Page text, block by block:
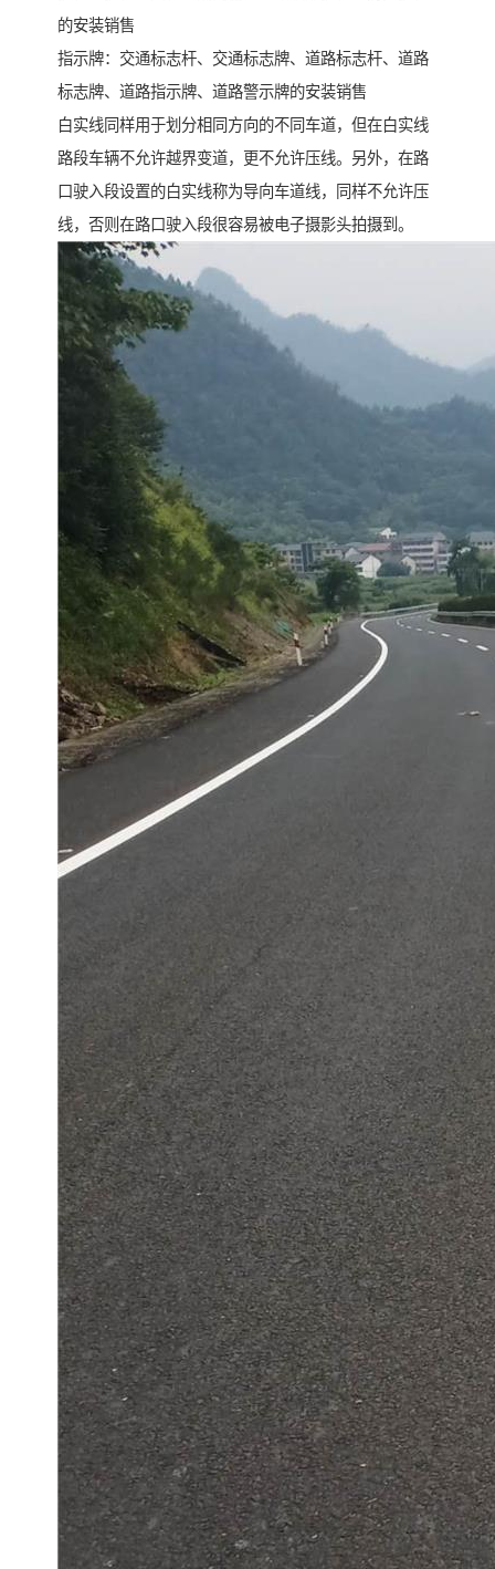
的安装销售
指示牌：交通标志杆、交通标志牌、道路标志杆、道路
标志牌、道路指示牌、道路警示牌的安装销售
白实线同样用于划分相同方向的不同车道，但在白实线
路段车辆不允许越界变道，更不允许压线。另外，在路
口驶入段设置的白实线称为导向车道线，同样不允许压
线，否则在路口驶入段很容易被电子摄影头拍摄到。